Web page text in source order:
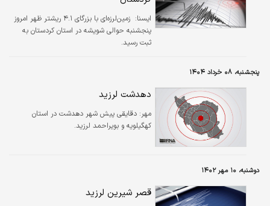
ايسنا:
​ زمین‌لرزه‌ای با بزرگای ۴.۱ ریشتر ظهر امروز
پنجشنبه حوالی شویشه در استان کردستان به
ثبت رسید.
پنجشنبه، ۰۸ خرداد ۱۴۰۴
دهدشت لرزید
مهر: دقایقی پیش شهر دهدشت در استان
کهگیلویه و بویراحمد لرزید.
دوشنبه، ۱۰ مهر ۱۴۰۲
قصر شیرین لرزید